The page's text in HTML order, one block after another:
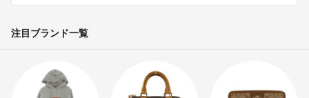
注目ブランド一覧